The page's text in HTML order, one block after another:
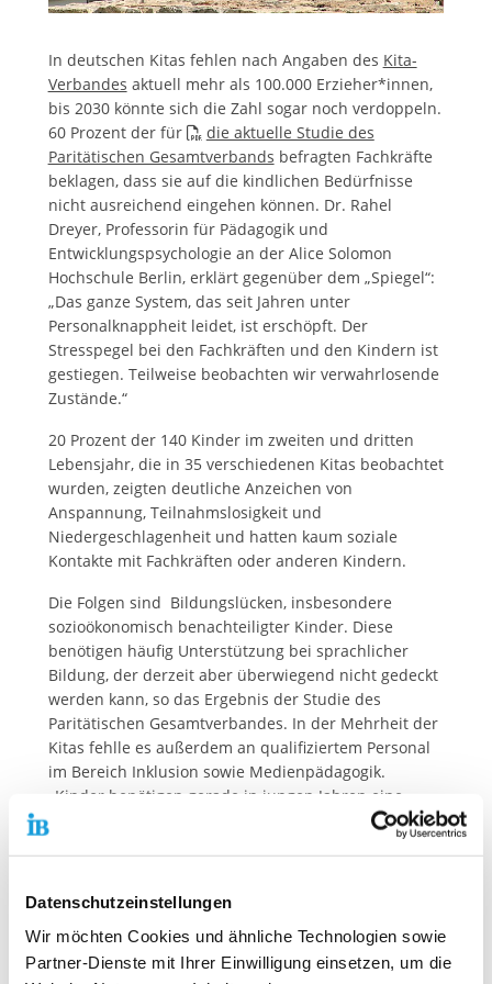
Datenschutzeinstellungen
Wir möchten Cookies und ähnliche Technologien sowie
Partner-Dienste mit Ihrer Einwilligung einsetzen, um die
In deutschen Kitas fehlen nach Angaben des Kita-
Verbandes aktuell mehr als 100.000 Erzieher*innen,
bis 2030 könnte sich die Zahl sogar noch verdoppeln.
60 Prozent der für
die aktuelle Studie des
Paritätischen Gesamtverbands befragten Fachkräfte
beklagen, dass sie auf die kindlichen Bedürfnisse
nicht ausreichend eingehen können. Dr. Rahel
Dreyer, Professorin für Pädagogik und
Entwicklungspsychologie an der Alice Solomon
Hochschule Berlin, erklärt gegenüber dem „Spiegel“:
„Das ganze System, das seit Jahren unter
Personalknappheit leidet, ist erschöpft. Der
Stresspegel bei den Fachkräften und den Kindern ist
gestiegen. Teilweise beobachten wir verwahrlosende
Zustände.“
20 Prozent der 140 Kinder im zweiten und dritten
Lebensjahr, die in 35 verschiedenen Kitas beobachtet
wurden, zeigten deutliche Anzeichen von
Anspannung, Teilnahmslosigkeit und
Niedergeschlagenheit und hatten kaum soziale
Kontakte mit Fachkräften oder anderen Kindern.
Die Folgen sind Bildungslücken, insbesondere
sozioökonomisch benachteiligter Kinder. Diese
benötigen häufig Unterstützung bei sprachlicher
Bildung, der derzeit aber überwiegend nicht gedeckt
werden kann, so das Ergebnis der Studie des
Paritätischen Gesamtverbandes. In der Mehrheit der
Kitas fehlle es außerdem an qualifiziertem Personal
im Bereich Inklusion sowie Medienpädagogik.
„Kinder benötigen gerade in jungen Jahren eine
Betreuung, die es ihnen ermöglicht, sich individuell
verpasst wird, kann später kaum noch aufgeholt
werden. Es geht um die zukünftigen Generationen,
die das Leben auf dieser Erde gestalten werden,
deshalb müssen die notwendigen finanziellen Mittel